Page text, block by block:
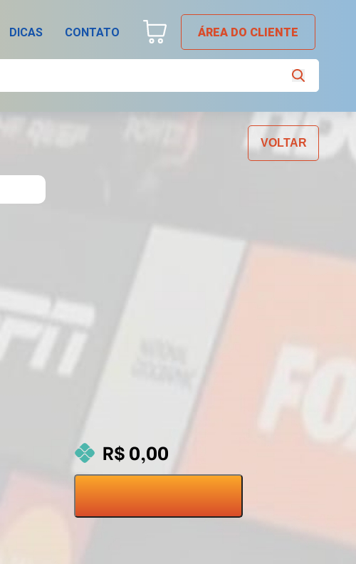
ÁREA DO CLIENTE
DICAS CONTATO
R$ 0,00